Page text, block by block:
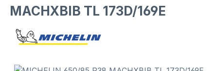
MACHXBIB TL 173D/169E